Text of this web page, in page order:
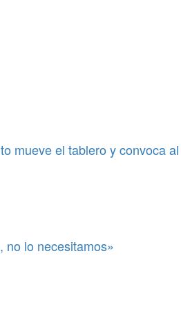
mueve el tablero y convoca
no lo necesitamos»